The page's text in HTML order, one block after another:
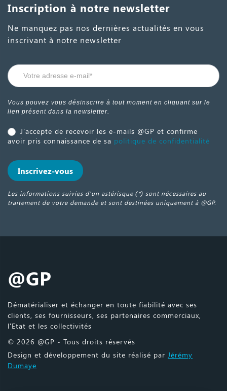
Inscription à notre newsletter
Ne manquez pas nos dernières actualités en vous
inscrivant à notre newsletter
Form
newsletter
-
FR
Vous pouvez vous désinscrire à tout moment en cliquant sur le
lien présent dans la newsletter.
J’accepte de recevoir les e-mails @GP et confirme
avoir pris connaissance de sa politique de confidentialité
Si vous
êtes un
ne
pas ce
champ.
Inscrivez-vous
Les informations suivies d'un astérisque (*) sont nécessaires au
traitement de votre demande et sont destinées uniquement à @GP.
@GP
Dématérialiser et échanger en toute fiabilité avec ses
clients, ses fournisseurs, ses partenaires commerciaux,
l'Etat et les collectivités
© 2026 @GP - Tous droits réservés
Design et développement du site réalisé par Jérémy
Dumaye